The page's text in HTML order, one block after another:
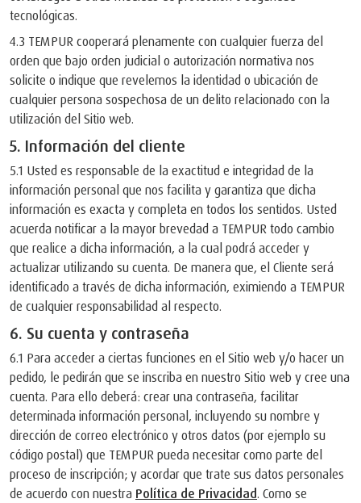
tecnológicas.
4.3 TEMPUR cooperará plenamente con cualquier fuerza del
orden que bajo orden judicial o autorización normativa nos
solicite o indique que revelemos la identidad o ubicación de
cualquier persona sospechosa de un delito relacionado con la
utilización del Sitio web.
5. Información del cliente
5.1 Usted es responsable de la exactitud e integridad de la
información personal que nos facilita y garantiza que dicha
información es exacta y completa en todos los sentidos. Usted
acuerda notificar a la mayor brevedad a TEMPUR todo cambio
que realice a dicha información, a la cual podrá acceder y
actualizar utilizando su cuenta. De manera que, el Cliente será
identificado a través de dicha información, eximiendo a TEMPUR
de cualquier responsabilidad al respecto.
6. Su cuenta y contraseña
6.1 Para acceder a ciertas funciones en el Sitio web y/o hacer un
pedido, le pedirán que se inscriba en nuestro Sitio web y cree una
cuenta. Para ello deberá: crear una contraseña, facilitar
determinada información personal, incluyendo su nombre y
dirección de correo electrónico y otros datos (por ejemplo su
código postal) que TEMPUR pueda necesitar como parte del
proceso de inscripción; y acordar que trate sus datos personales
de acuerdo con nuestra Política de Privacidad. Como se